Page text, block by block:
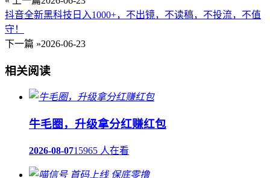
抖音全新黑科技日入1000+，不出镜，不读稿，不投流，不值
守！
下一篇 »2026-06-23
相关阅读
牛毛圈，升级拿分红赚红包
2026-08-0715965 人在看